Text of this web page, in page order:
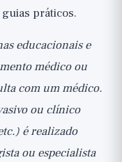
guias práticos.
educacionais e
médico ou
com um médico.
ou clínico
é realizado
ou especialista